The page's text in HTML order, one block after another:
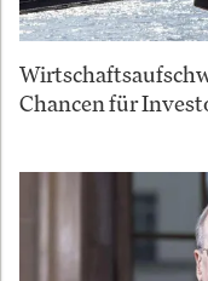
Chancen für